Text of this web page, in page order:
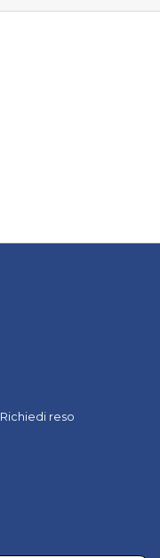
Richiedi reso